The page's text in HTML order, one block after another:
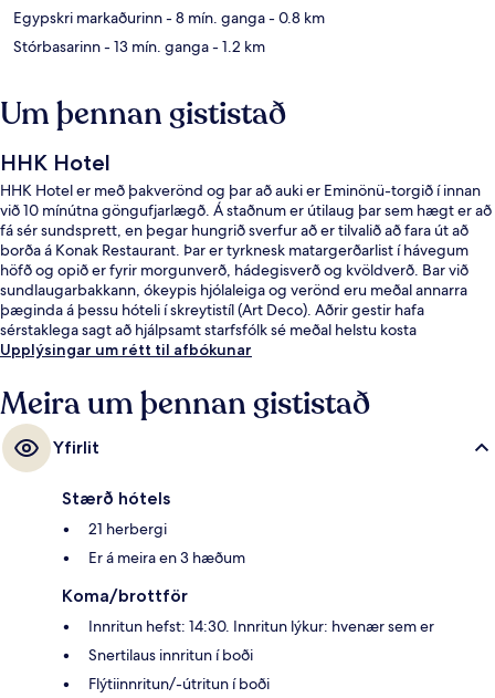
Egypskri markaðurinn- 8 mín. ganga- 0.8 km
Stórbasarinn- 13 mín. ganga- 1.2 km
Um þennan gististað
HHK Hotel
HHK Hotel er með þakverönd og þar að auki er Eminönü-torgið í innan
við 10 mínútna göngufjarlægð. Á staðnum er útilaug þar sem hægt er að
fá sér sundsprett, en þegar hungrið sverfur að er tilvalið að fara út að
borða á Konak Restaurant. Þar er tyrknesk matargerðarlist í hávegum
höfð og opið er fyrir morgunverð, hádegisverð og kvöldverð. Bar við
sundlaugarbakkann, ókeypis hjólaleiga og verönd eru meðal annarra
þæginda á þessu hóteli í skreytistíl (Art Deco). Aðrir gestir hafa
sérstaklega sagt að hjálpsamt starfsfólk sé meðal helstu kosta
gististaðarins. Það er ekki langt að fara til að komast í
göngufjarlægð.
Upplýsingar um rétt til afbókunar
Meira um þennan gististað
Yfirlit
Stærð hótels
21 herbergi
Er á meira en 3 hæðum
Koma/brottför
Innritun hefst: 14:30. Innritun lýkur: hvenær sem er
Snertilaus innritun í boði
Flýtiinnritun/-útritun í boði